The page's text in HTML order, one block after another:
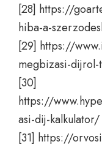
[28] https://
hiba-a-
[29] https://
megbizasi-
[30]
https://
asi-dij-kalkulator/
[31] https://